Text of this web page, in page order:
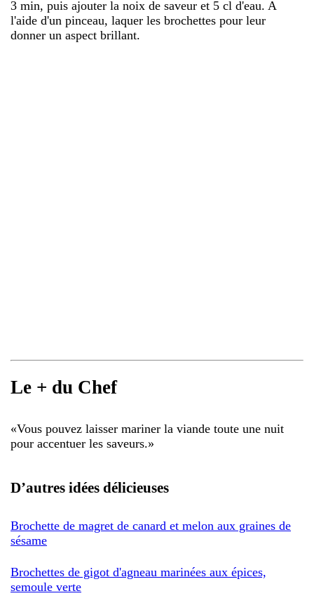
3 min, puis ajouter la noix de saveur et 5 cl d'eau. A
l'aide d'un pinceau, laquer les brochettes pour leur
donner un aspect brillant.
Le + du Chef
«Vous pouvez laisser mariner la viande toute une nuit
pour accentuer les saveurs.»
D’autres idées délicieuses
Brochette de magret de canard et melon aux graines de
sésame
Brochettes de gigot d'agneau marinées aux épices,
semoule verte